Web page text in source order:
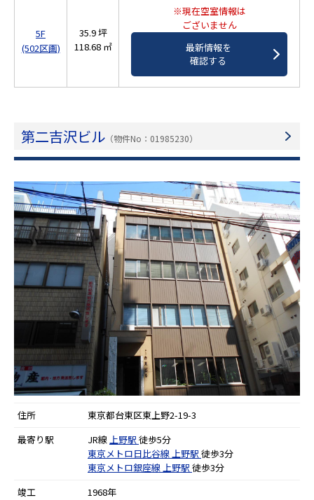
5F
(502区画)
35.9 坪
118.68 ㎡
※現在空室情報は
ございません
最新情報を
確認する
第二吉沢ビル （物件No：01985230）
住所
東京都台東区東上野2-19-3
最寄り駅
JR線上野駅 徒歩5分
東京メトロ日比谷線上野駅 徒歩3分
東京メトロ銀座線上野駅 徒歩3分
竣工
1968年